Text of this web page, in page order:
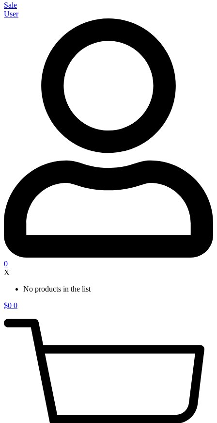
Sale
User
0
X
No products in the list
$0 0